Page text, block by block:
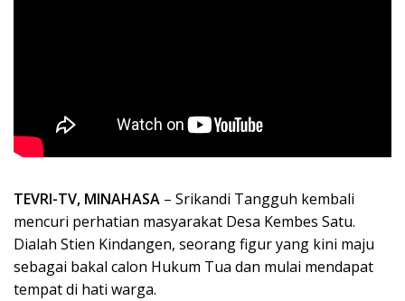
TEVRI-TV, MINAHASA – Srikandi Tangguh kembali
mencuri perhatian masyarakat Desa Kembes Satu.
Dialah Stien Kindangen, seorang figur yang kini maju
sebagai bakal calon Hukum Tua dan mulai mendapat
tempat di hati warga.